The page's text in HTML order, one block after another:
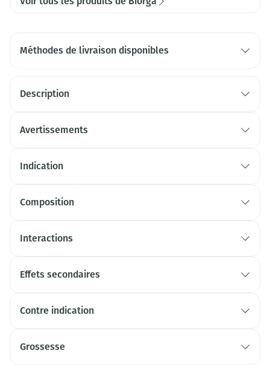
Méthodes de livraison disponibles
Description
Avertissements
Indication
Composition
Interactions
Effets secondaires
Contre indication
Grossesse